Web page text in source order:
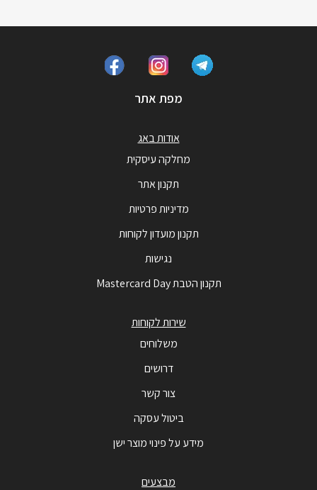
מפת אתר
אודות באג
מחלקה עיסקית
תקנון אתר
מדיניות פרטיות
תקנון מועדון לקוחות
נגישות
תקנון הטבת Mastercard Day
שירות לקוחות
משלוחים
דרושים
צור קשר
ביטול עסקה
מידע על פינוי מוצר ישן
מבצעים